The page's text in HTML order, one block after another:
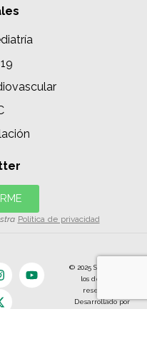
Política de privacidad
© 2025 SIAC | Todos
los derechos
reservados.
Desarrollado por